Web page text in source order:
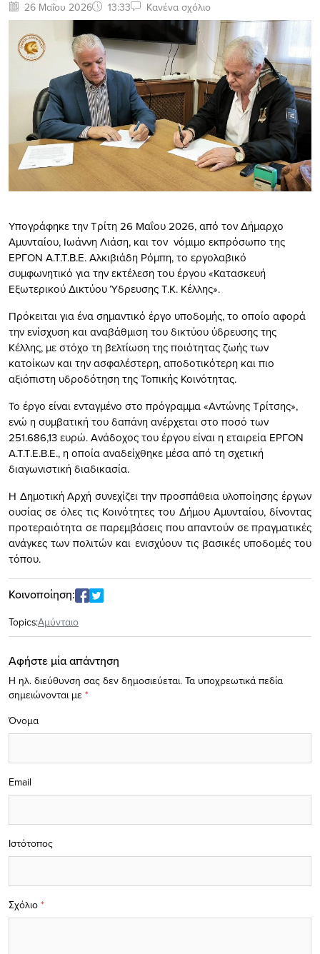
26 Μαΐου 2026 13:33 Κανένα σχόλιο
Υπογράφηκε την Τρίτη 26 Μαΐου 2026, από τον Δήμαρχο
Αμυνταίου, Ιωάννη Λιάση, και τον νόμιμο εκπρόσωπο της
ΕΡΓΟΝ Α.Τ.Τ.Β.Ε. Αλκιβιάδη Ρόμπη, το εργολαβικό
συμφωνητικό για την εκτέλεση του έργου «Κατασκευή
Εξωτερικού Δικτύου Ύδρευσης Τ.Κ. Κέλλης».
Πρόκειται για ένα σημαντικό έργο υποδομής, το οποίο αφορά
την ενίσχυση και αναβάθμιση του δικτύου ύδρευσης της
Κέλλης, με στόχο τη βελτίωση της ποιότητας ζωής των
κατοίκων και την ασφαλέστερη, αποδοτικότερη και πιο
αξιόπιστη υδροδότηση της Τοπικής Κοινότητας.
Το έργο είναι ενταγμένο στο πρόγραμμα «Αντώνης Τρίτσης»,
ενώ η συμβατική του δαπάνη ανέρχεται στο ποσό των
251.686,13 ευρώ. Ανάδοχος του έργου είναι η εταιρεία ΕΡΓΟΝ
Α.Τ.Τ.Ε.Β.Ε., η οποία αναδείχθηκε μέσα από τη σχετική
διαγωνιστική διαδικασία.
Η Δημοτική Αρχή συνεχίζει την προσπάθεια υλοποίησης έργων
ουσίας σε όλες τις Κοινότητες του Δήμου Αμυνταίου, δίνοντας
προτεραιότητα σε παρεμβάσεις που απαντούν σε πραγματικές
ανάγκες των πολιτών και ενισχύουν τις βασικές υποδομές του
τόπου.
Κοινοποίηση:
Topics:Αμύνταιο
Αφήστε μία απάντηση
Η ηλ. διεύθυνση σας δεν δημοσιεύεται. Τα υποχρεωτικά πεδία
σημειώνονται με *
Σχόλιο *
Όνομα
Email
Ιστότοπος